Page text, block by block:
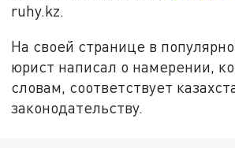
ruhy.kz.
На своей странице в
юрист написал о намерении,
словам, соответствует
законодательству.